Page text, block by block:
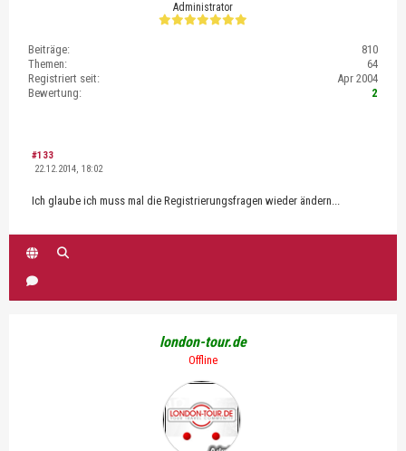
Administrator
Beiträge:
810
Themen:
64
Registriert seit:
Apr 2004
Bewertung:
2
#133
22.12.2014, 18:02
Ich glaube ich muss mal die Registrierungsfragen wieder ändern...
london-tour.de
Offline